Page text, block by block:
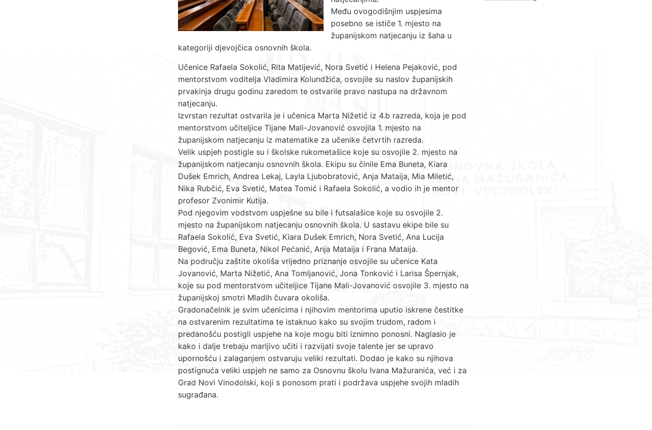
Među ovogodišnjim uspjesima
posebno se ističe 1. mjesto na
županijskom natjecanju iz šaha u
kategoriji djevojčica osnovnih škola.
Učenice Rafaela Sokolić, Rita Matijević, Nora Svetić i Helena Pejaković, pod
mentorstvom voditelja Vladimira Kolundžića, osvojile su naslov županijskih
prvakinja drugu godinu zaredom te ostvarile pravo nastupa na državnom
natjecanju.
Izvrstan rezultat ostvarila je i učenica Marta Nižetić iz 4.b razreda, koja je pod
mentorstvom učiteljice Tijane Mali-Jovanović osvojila 1. mjesto na
županijskom natjecanju iz matematike za učenike četvrtih razreda.
Velik uspjeh postigle su i školske rukometašice koje su osvojile 2. mjesto na
županijskom natjecanju osnovnih škola. Ekipu su činile Ema Buneta, Kiara
Dušek Emrich, Andrea Lekaj, Layla Ljubobratović, Anja Mataija, Mia Miletić,
Nika Rubčić, Eva Svetić, Matea Tomić i Rafaela Sokolić, a vodio ih je mentor
profesor Zvonimir Kutija.
Pod njegovim vodstvom uspješne su bile i futsalašice koje su osvojile 2.
mjesto na županijskom natjecanju osnovnih škola. U sastavu ekipe bile su
Rafaela Sokolić, Eva Svetić, Kiara Dušek Emrich, Nora Svetić, Ana Lucija
Begović, Ema Buneta, Nikol Pećanić, Anja Mataija i Frana Mataija.
Na području zaštite okoliša vrijedno priznanje osvojile su učenice Kata
Jovanović, Marta Nižetić, Ana Tomljanović, Jona Tonković i Larisa Špernjak,
koje su pod mentorstvom učiteljice Tijane Mali-Jovanović osvojile 3. mjesto na
županijskoj smotri Mladih čuvara okoliša.
Gradonačelnik je svim učenicima i njihovim mentorima uputio iskrene čestitke
na ostvarenim rezultatima te istaknuo kako su svojim trudom, radom i
predanošću postigli uspjehe na koje mogu biti iznimno ponosni. Naglasio je
kako i dalje trebaju marljivo učiti i razvijati svoje talente jer se upravo
upornošću i zalaganjem ostvaruju veliki rezultati. Dodao je kako su njihova
postignuća veliki uspjeh ne samo za Osnovnu školu Ivana Mažuranića, već i za
Grad Novi Vinodolski, koji s ponosom prati i podržava uspjehe svojih mladih
sugrađana.